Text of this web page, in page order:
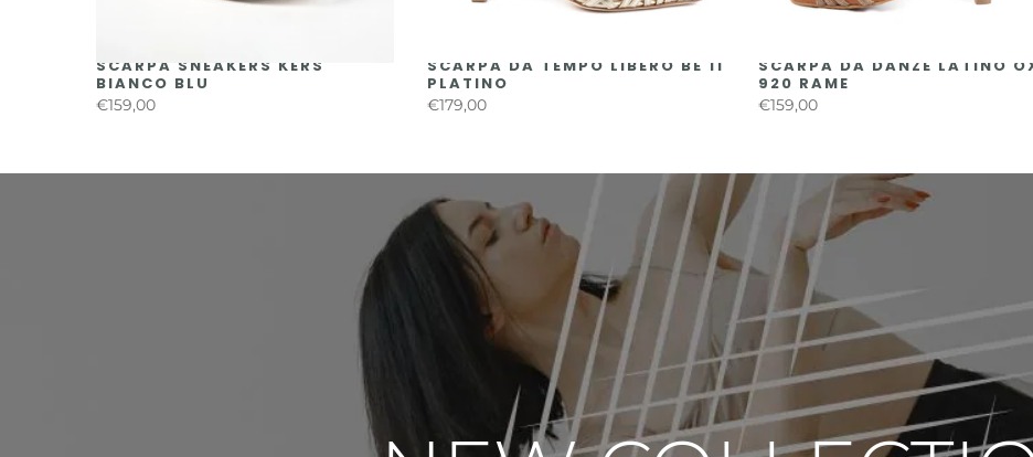
SCARPA SNEAKERS KERS
BIANCO BLU
€159,00
SCARPA DA TEMPO LIBERO BE 11
PLATINO
€179,00
SCARPA DA DANZE LATINO
920 RAME
€159,00